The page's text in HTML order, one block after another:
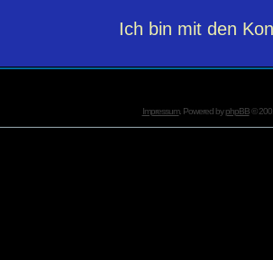
Ich bin mit den
Impressum. Powered byphpBB©